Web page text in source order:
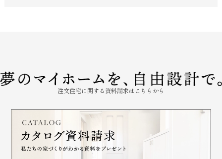
注文住宅に関する資料請求はこちらから